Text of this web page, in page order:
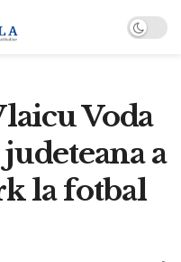
Voda
judeteana a
la fotbal